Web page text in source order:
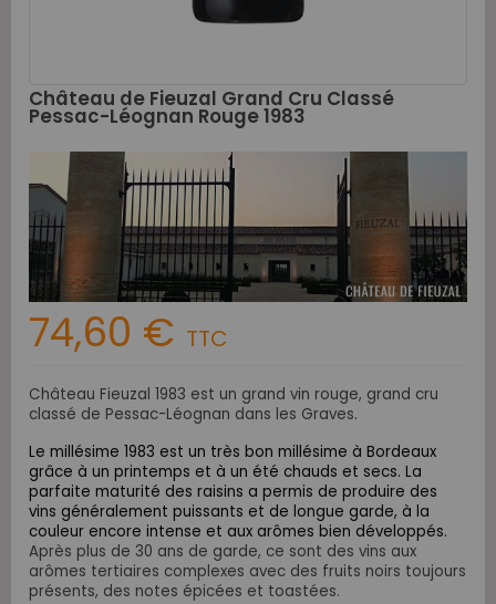
Château de Fieuzal Grand Cru Classé
Pessac-Léognan Rouge 1983
74,60 € TTC
Château Fieuzal 1983 est un grand vin rouge, grand cru
classé de Pessac-Léognan dans les Graves.
Le millésime 1983 est un très bon millésime à Bordeaux
grâce à un printemps et à un été chauds et secs. La
parfaite maturité des raisins a permis de produire des
vins généralement puissants et de longue garde, à la
couleur encore intense et aux arômes bien développés.
Après plus de 30 ans de garde, ce sont des vins aux
arômes tertiaires complexes avec des fruits noirs toujours
présents, des notes épicées et toastées.